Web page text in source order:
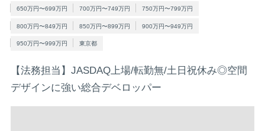
650万円〜699万円 700万円〜749万円 750万円〜799万円
800万円〜849万円 850万円〜899万円 900万円〜949万円
950万円〜999万円 東京都
【法務担当】JASDAQ上場/転勤無/土日祝休み◎空間
デザインに強い総合デベロッパー